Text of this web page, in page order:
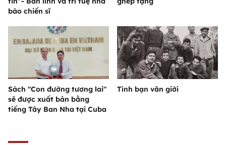
báo chiến sĩ
Sách "Con đường tương lai"
sẽ được xuất bản bằng
tiếng Tây Ban Nha tại Cuba
Tình bạn văn giới